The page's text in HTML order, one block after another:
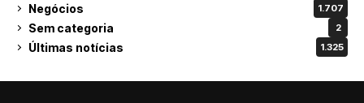
Negócios 1.707
Sem categoria 2
Últimas notícias 1.325